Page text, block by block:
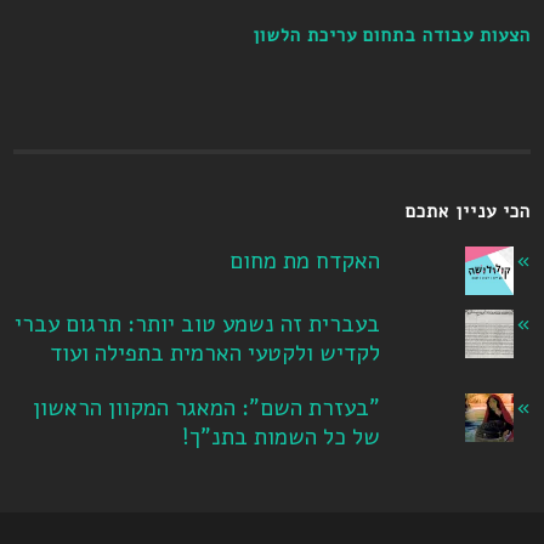
הצעות עבודה בתחום עריכת הלשון
הכי עניין אתכם
האקדח מת מחום
בעברית זה נשמע טוב יותר: תרגום עברי
לקדיש ולקטעי הארמית בתפילה ועוד
"בעזרת השם": המאגר המקוון הראשון
של כל השמות בתנ"ך!